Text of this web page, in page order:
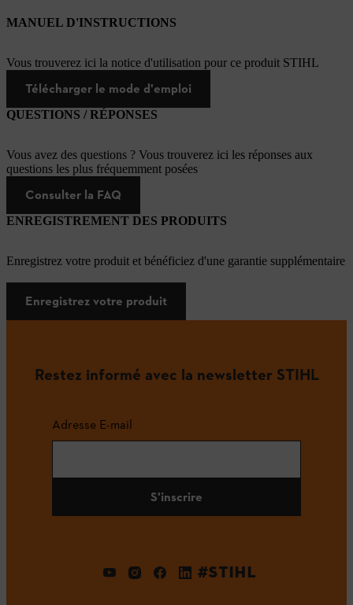
MANUEL D'INSTRUCTIONS
Vous trouverez ici la notice d'utilisation pour ce produit STIHL
Télécharger le mode d'emploi
QUESTIONS / RÉPONSES
Vous avez des questions ? Vous trouverez ici les réponses aux
questions les plus fréquemment posées
Consulter la FAQ
ENREGISTREMENT DES PRODUITS
Enregistrez votre produit et bénéficiez d'une garantie supplémentaire
Enregistrez votre produit
Restez informé avec la newsletter STIHL
Adresse E-mail
S'inscrire
#STIHL